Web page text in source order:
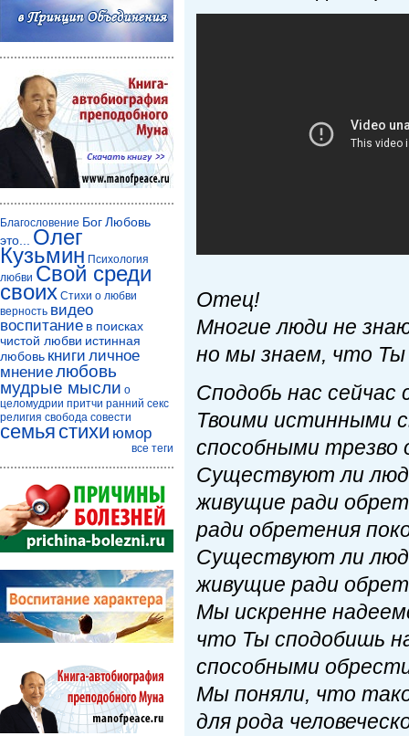
Отец!
Многие люди не
но мы знаем, что Ты
Сподобь нас сейчас
Твоими истинными
способными трезво
Существуют ли
живущие ради
ради обретения
Существуют ли
живущие ради
Мы искренне
что Ты сподобишь
способными
Мы поняли, что
для рода
Благословение БогЛюбовь
это...
Олег
Кузьмин Психология
любви Свой среди
своих Стихи о любви
верность видео
воспитание в поисках
чистой любви истинная
любовь книги личное
мнениелюбовь
мудрые мысли о
целомудрии притчи ранний секс
религия свобода совести
семья стихи юмор
все теги